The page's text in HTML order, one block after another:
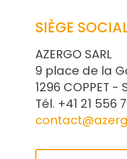
SIÈGE
AZERGO SARL
9 place de la
1296 COPPET -
Tél. +41 21 556